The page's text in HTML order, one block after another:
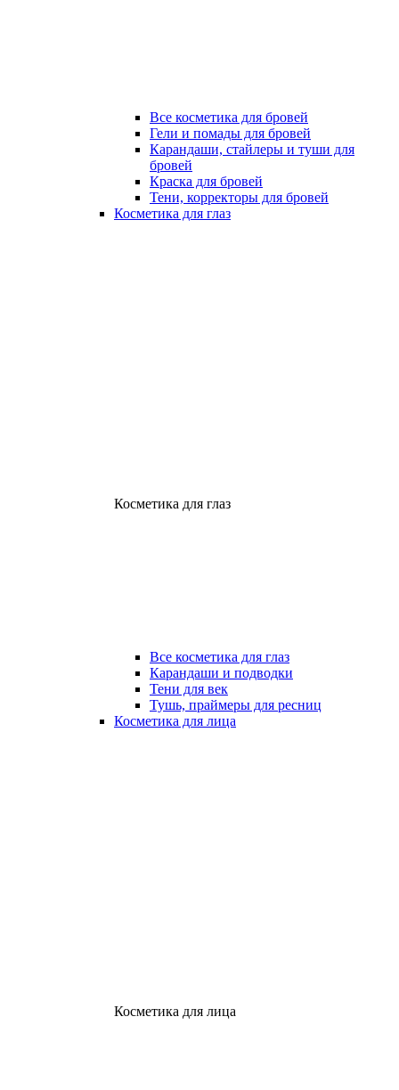
Все косметика для бровей
Гели и помады для бровей
Карандаши, стайлеры и туши для
бровей
Краска для бровей
Тени, корректоры для бровей
Косметика для глаз
Косметика для глаз
Все косметика для глаз
Карандаши и подводки
Тени для век
Тушь, праймеры для ресниц
Косметика для лица
Косметика для лица